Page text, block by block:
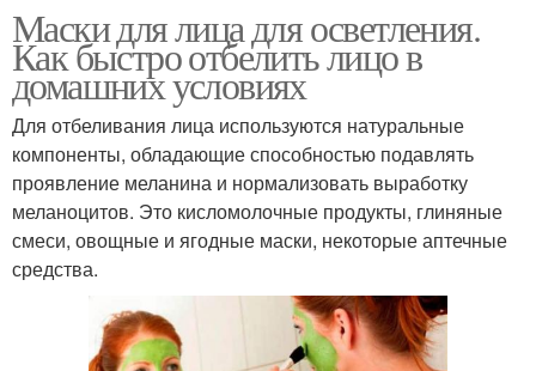
Маски для лица для осветления.
Как быстро отбелить лицо в
домашних условиях
Для отбеливания лица используются натуральные
компоненты, обладающие способностью подавлять
проявление меланина и нормализовать выработку
меланоцитов. Это кисломолочные продукты, глиняные
смеси, овощные и ягодные маски, некоторые аптечные
средства.